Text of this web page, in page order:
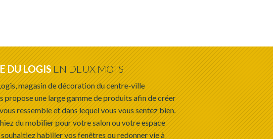
DU LOGISEN DEUX MOTS
magasin de décoration du centre-ville
propose une large gamme de produits afin de créer
ressemble et dans lequel vous vous sentez bien.
du mobilier pour votre salon ou votre espace
souhaitiez habiller vos fenêtres ou redonner vie à